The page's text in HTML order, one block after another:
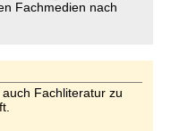
Fachmedien nach
Fachliteratur zu